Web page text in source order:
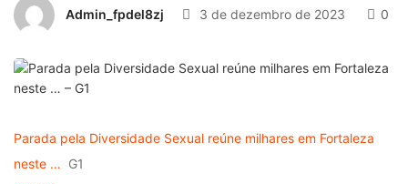
Admin_fpdel8zj 3 de dezembro de 2023 0
Parada pela Diversidade Sexual reúne milhares em Fortaleza
neste … G1